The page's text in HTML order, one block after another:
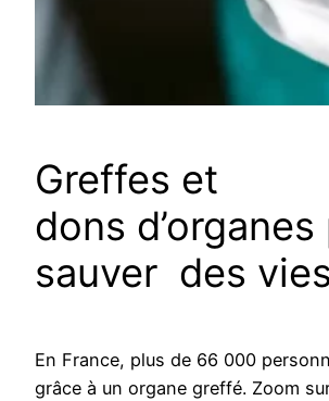
Greffes et
dons
sauver des vies
En France, plus de 66 000
grâce à un organe greffé. Zoom